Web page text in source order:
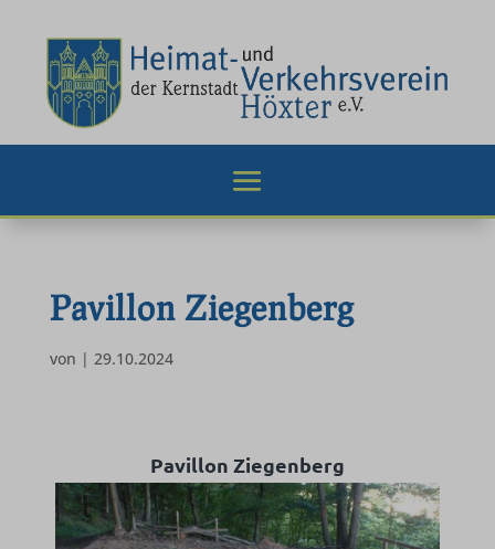
Pavillon Ziegenberg
von | 29.10.2024
Pavillon Ziegenberg